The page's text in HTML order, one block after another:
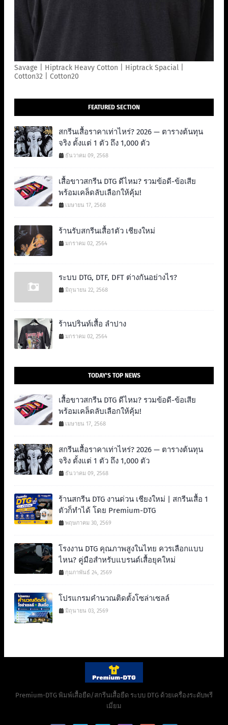
Savage | Hiptrack Heavy Cotton | Hiptrack Spacial |
Cotton32 | Cotton20
FEATURED SECTION
สกรีนเสื้อราคาเท่าไหร่? 2026 — ตารางต้นทุน
จริง ตั้งแต่ 1 ตัว ถึง 1,000 ตัว
ธันวาคม 09, 2568
เสื้อขาวสกรีน DTG ดีไหม? รวมข้อดี-ข้อเสีย
พร้อมเคล็ดลับเลือกให้คุ้ม!
เมษายน 17, 2568
ร้านรับสกรีนเสื้อ1ตัว เชียงใหม่
มกราคม 02, 2564
ระบบ DTG, DTF, DFT ต่างกันอย่างไร?
มิถุนายน 22, 2568
ร้านปรินท์เสื้อ ลำปาง
มกราคม 02, 2564
TODAY'S TOP NEWS
เสื้อขาวสกรีน DTG ดีไหม? รวมข้อดี-ข้อเสีย
พร้อมเคล็ดลับเลือกให้คุ้ม!
เมษายน 17, 2568
สกรีนเสื้อราคาเท่าไหร่? 2026 — ตารางต้นทุน
จริง ตั้งแต่ 1 ตัว ถึง 1,000 ตัว
ธันวาคม 09, 2568
ร้านสกรีน DTG งานด่วน เชียงใหม่ | สกรีนเสื้อ 1
ตัวก็ทำได้ โดย Premium-DTG
พฤษภาคม 30, 2569
โรงงาน DTG คุณภาพสูงในไทย ควรเลือกแบบ
ไหน? คู่มือสำหรับแบรนด์เสื้อยุคใหม่
กุมภาพันธ์ 24, 2569
โปรแกรมคำนวณติดตั้งโซล่าเซลล์
มิถุนายน 03, 2569
Premium-DTG พิมพ์เสื้อยืด/สกรีนเสื้อยืด ระบบ DTG ด้วยเครื่องระดับพรี
เมี่ยม